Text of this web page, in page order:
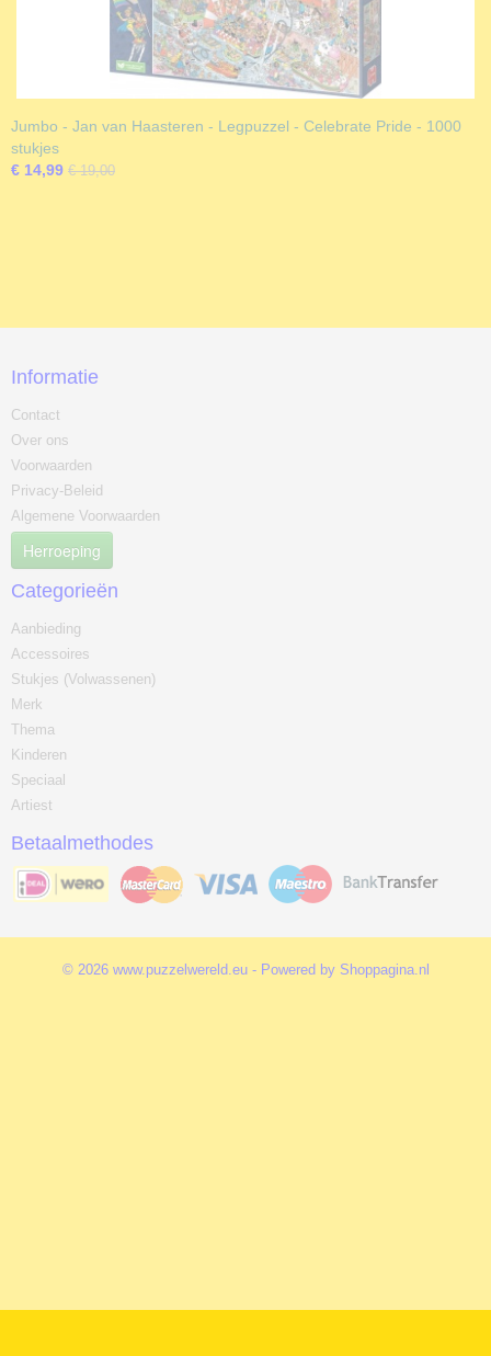
Jumbo - Jan van Haasteren - Legpuzzel - Celebrate Pride - 1000
stukjes
€ 14,99 € 19,00
Informatie
Contact
Over ons
Voorwaarden
Privacy-Beleid
Algemene Voorwaarden
Herroeping
Categorieën
Aanbieding
Accessoires
Stukjes (Volwassenen)
Merk
Thema
Kinderen
Speciaal
Artiest
Betaalmethodes
© 2026 www.puzzelwereld.eu - Powered by Shoppagina.nl